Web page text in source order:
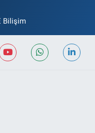
Bilişim